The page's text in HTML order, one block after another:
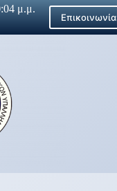
μ.μ.
Επικοινωνία